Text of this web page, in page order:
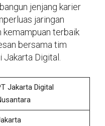
jenjang karier
jaringan
kemampuan terbaik
bersama tim
Digital.
Jakarta Digital